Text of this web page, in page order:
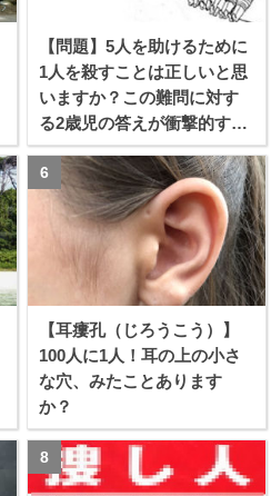
【問題】5人を助けるために
1人を殺すことは正しいと思
いますか？この難問に対す
る2歳児の答えが衝撃的すぎ
る！！
【耳瘻孔（じろうこう）】
100人に1人！耳の上の小さ
な穴、みたことあります
か？